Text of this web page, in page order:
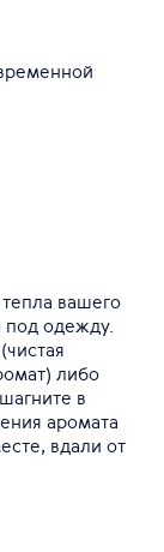
вашего
под одежду.
либо
в
аромата
вдали от